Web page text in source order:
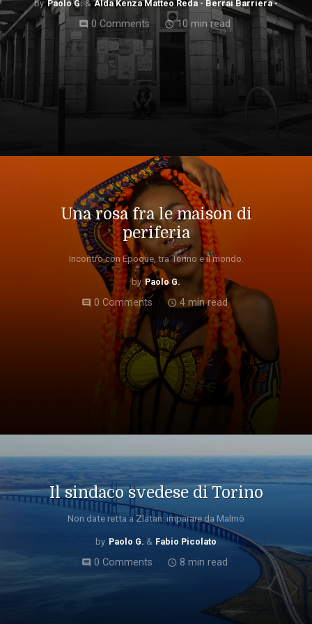
Paolo G. Alda Kenza Matteo Reda - Berrai Barriera -
comment 0 Comments access_time10 min read
Una rosa fra le maison di
periferia
Incontro con Epoque, tra Torino e il mondo.
Paolo G.
comment 0 Comments access_time 4 min read
Il sindaco svedese di Torino
Non date retta a Zlatan: imparare da Malmö
Paolo G. Fabio Picolato
comment0 Comments access_time 8 min read